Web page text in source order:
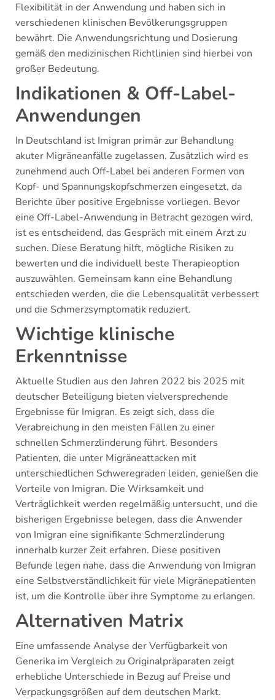
Flexibilität in der Anwendung und haben sich in
verschiedenen klinischen Bevölkerungsgruppen
bewährt. Die Anwendungsrichtung und Dosierung
gemäß den medizinischen Richtlinien sind hierbei von
großer Bedeutung.
Indikationen & Off-Label-
Anwendungen
In Deutschland ist Imigran primär zur Behandlung
akuter Migräneanfälle zugelassen. Zusätzlich wird es
zunehmend auch Off-Label bei anderen Formen von
Kopf- und Spannungskopfschmerzen eingesetzt, da
Berichte über positive Ergebnisse vorliegen. Bevor
eine Off-Label-Anwendung in Betracht gezogen wird,
ist es entscheidend, das Gespräch mit einem Arzt zu
suchen. Diese Beratung hilft, mögliche Risiken zu
bewerten und die individuell beste Therapieoption
auszuwählen. Gemeinsam kann eine Behandlung
entschieden werden, die die Lebensqualität verbessert
und die Schmerzsymptomatik reduziert.
Wichtige klinische
Erkenntnisse
Aktuelle Studien aus den Jahren 2022 bis 2025 mit
deutscher Beteiligung bieten vielversprechende
Ergebnisse für Imigran. Es zeigt sich, dass die
Verabreichung in den meisten Fällen zu einer
schnellen Schmerzlinderung führt. Besonders
Patienten, die unter Migräneattacken mit
unterschiedlichen Schweregraden leiden, genießen die
Vorteile von Imigran. Die Wirksamkeit und
Verträglichkeit werden regelmäßig untersucht, und die
bisherigen Ergebnisse belegen, dass die Anwender
von Imigran eine signifikante Schmerzlinderung
innerhalb kurzer Zeit erfahren. Diese positiven
Befunde legen nahe, dass die Anwendung von Imigran
eine Selbstverständlichkeit für viele Migränepatienten
ist, um die Kontrolle über ihre Symptome zu erlangen.
Alternativen Matrix
Eine umfassende Analyse der Verfügbarkeit von
Generika im Vergleich zu Originalpräparaten zeigt
erhebliche Unterschiede in Bezug auf Preise und
Verpackungsgrößen auf dem deutschen Markt.